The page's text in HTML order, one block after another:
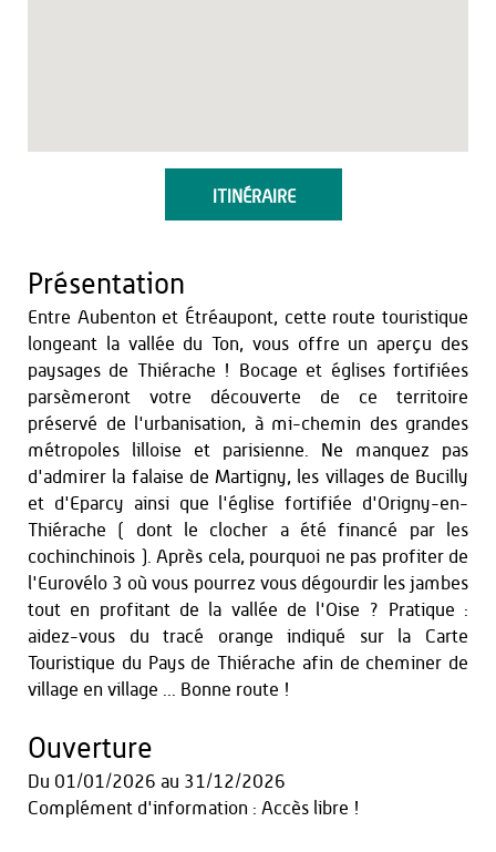
ITINÉRAIRE
Présentation
Entre Aubenton et Étréaupont, cette route touristique
longeant la vallée du Ton, vous offre un aperçu des
paysages de Thiérache ! Bocage et églises fortifiées
parsèmeront votre découverte de ce territoire
préservé de l'urbanisation, à mi-chemin des grandes
métropoles lilloise et parisienne. Ne manquez pas
d'admirer la falaise de Martigny, les villages de Bucilly
et d'Eparcy ainsi que l'église fortifiée d'Origny-en-
Thiérache ( dont le clocher a été financé par les
cochinchinois ). Après cela, pourquoi ne pas profiter de
l'Eurovélo 3 où vous pourrez vous dégourdir les jambes
tout en profitant de la vallée de l'Oise ? Pratique :
aidez-vous du tracé orange indiqué sur la Carte
Touristique du Pays de Thiérache afin de cheminer de
village en village ... Bonne route !
Ouverture
Du 01/01/2026 au 31/12/2026
Complément d'information : Accès libre !